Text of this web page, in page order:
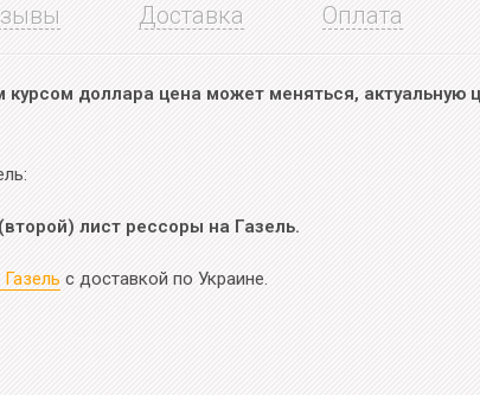
Доставка Оплата
доллара цена может меняться, актуальную
лист рессоры на Газель.
с доставкой по Украине.